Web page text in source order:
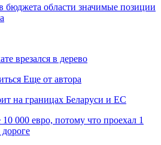
области значимые позиции
врезался в дерево
Еще от автора
на границах Беларуси и ЕС
000 евро, потому что проехал 1